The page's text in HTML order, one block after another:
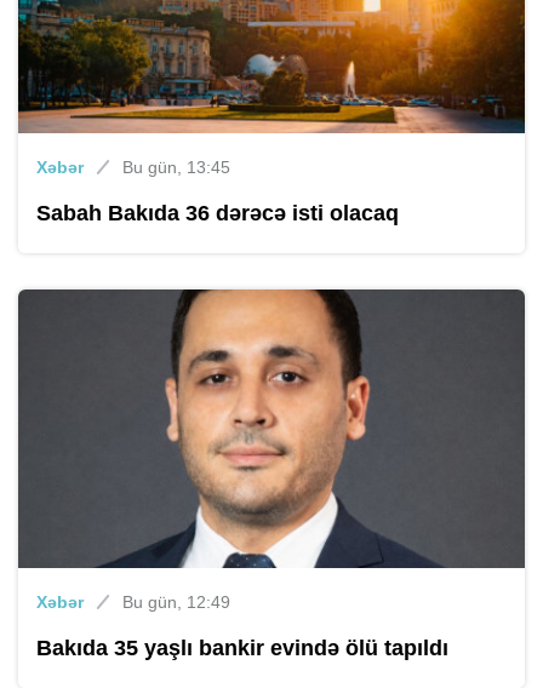
Xəbər Bu gün, 13:45
Sabah Bakıda 36 dərəcə isti olacaq
Xəbər Bu gün, 12:49
Bakıda 35 yaşlı bankir evində ölü tapıldı